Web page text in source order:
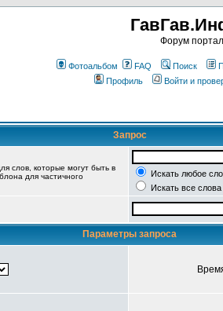
Форум
Фотоальбом FAQ Поиск
Профиль
Войти и
Запрос
слов, которые могут быть в
для частичного
Искать любое
Искать все слова
Параметры запроса